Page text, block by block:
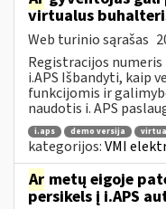
virtualus
Web turinio sąrašas
Registracijos
i.APS Išbandyti, kaip
funkcijomis ir
naudotis i. APS
i.aps demo versija
kategorijos:VMI
Ar metų eigoje
persikels į i.APS